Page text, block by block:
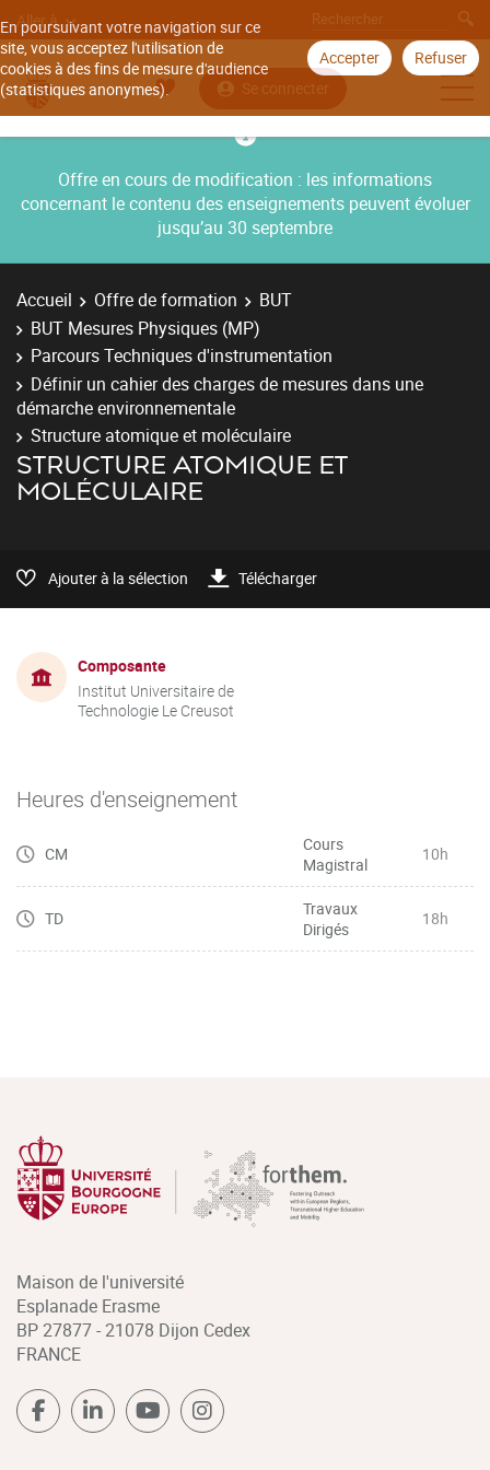
En poursuivant votre navigation sur ce
site, vous acceptez l'utilisation de
cookies à des fins de mesure d'audience
(statistiques anonymes).
Accepter Refuser
Aller à
Se connecter
Offre en cours de modification : les informations
concernant le contenu des enseignements peuvent évoluer
jusqu’au 30 septembre
Accueil Offre de formation
BUT
BUT Mesures Physiques (MP)
Parcours Techniques d'instrumentation
Définir un cahier des charges de mesures dans une
démarche environnementale
Structure atomique et moléculaire
STRUCTURE ATOMIQUE ET
MOLÉCULAIRE
Ajouter à la sélection Télécharger
Composante
Institut Universitaire de
Technologie Le Creusot
Heures d'enseignement
CM
Cours
Magistral
10h
TD
Travaux
Dirigés
18h
Maison de l'université
Esplanade Erasme
BP 27877 - 21078 Dijon Cedex
FRANCE